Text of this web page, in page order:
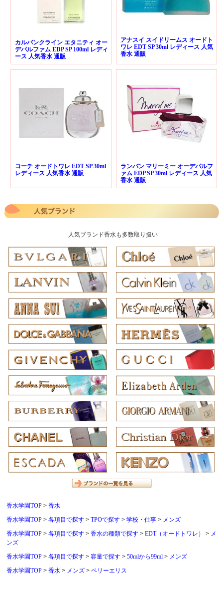
カルバンクライン エタニティ オー
デパルファム EDP SP 100ml レディ
ース 人気香水 通販
アナスイ スイドリームス オードト
ワレ EDT SP 30ml レディース 人気
香水 通販
コーチ オードトワレ EDT SP 30ml
レディース 人気香水 通販
ランバン マリーミー オーデパルフ
ァム EDP SP 30ml レディース 人気
香水 通販
人気ブランド香水も多数取り扱い
香水学園TOP
香水
香水学園TOP
各項目で探す TPOで探す 学校・仕事
メンズ
香水学園TOP
各項目で探す 香水の種類で探す EDT（オードトワレ）
メ
ンズ
香水学園TOP
各項目で探す 容量で探す 50mlから99ml
メンズ
香水学園TOP
香水 メンズ ペリーエリス